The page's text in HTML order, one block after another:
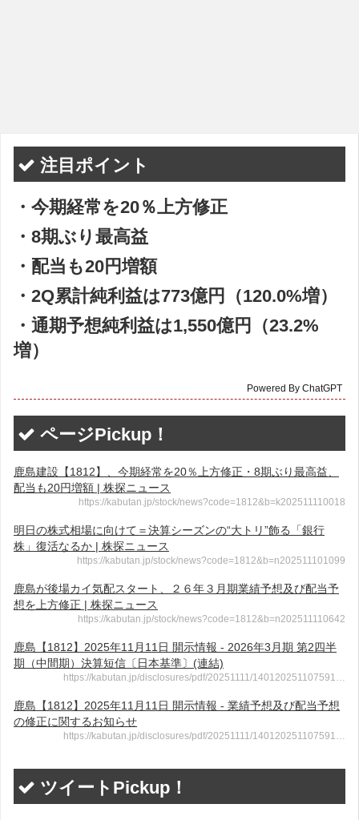
注目ポイント
・今期経常を20％上方修正
・8期ぶり最高益
・配当も20円増額
・2Q累計純利益は773億円（120.0%増）
・通期予想純利益は1,550億円（23.2%
増）
Powered By ChatGPT
ページPickup！
鹿島建設【1812】、今期経常を20％上方修正・8期ぶり最高益、
配当も20円増額 | 株探ニュース
https://kabutan.jp/stock/news?code=1812&b=k202511110018
明日の株式相場に向けて＝決算シーズンの“大トリ”飾る「銀行
株」復活なるか | 株探ニュース
https://kabutan.jp/stock/news?code=1812&b=n202511101099
鹿島が後場カイ気配スタート、２６年３月期業績予想及び配当予
想を上方修正 | 株探ニュース
https://kabutan.jp/stock/news?code=1812&b=n202511110642
鹿島【1812】2025年11月11日 開示情報 - 2026年3月期 第2四半
期（中間期）決算短信〔日本基準〕(連結)
https://kabutan.jp/disclosures/pdf/20251111/140120251107591…
鹿島【1812】2025年11月11日 開示情報 - 業績予想及び配当予想
の修正に関するお知らせ
https://kabutan.jp/disclosures/pdf/20251111/140120251107591…
ツイートPickup！